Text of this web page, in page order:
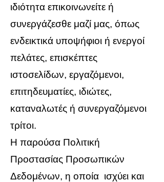
ιδιότητα επικοινωνείτε ή
συνεργάζεσθε μαζί μας, όπως
ενδεικτικά υποψήφιοι ή ενεργοί
πελάτες, επισκέπτες
ιστοσελίδων, εργαζόμενοι,
επιτηδευματίες, ιδιώτες,
καταναλωτές ή συνεργαζόμενοι
τρίτοι.
Η παρούσα Πολιτική
Προστασίας Προσωπικών
Δεδομένων, η οποία ισχύει και